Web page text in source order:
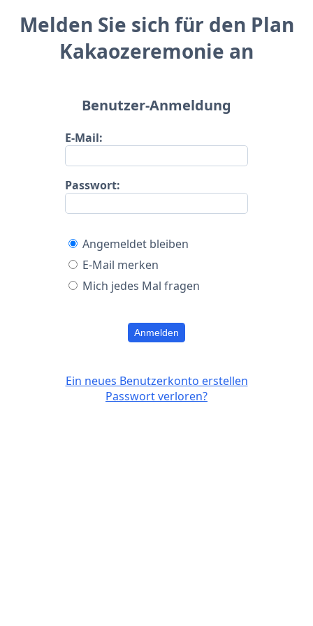
Melden Sie sich für den Plan
Kakaozeremonie an
Benutzer-Anmeldung
E-Mail:
Passwort:
Angemeldet bleiben
E-Mail merken
Mich jedes Mal fragen
Anmelden
Ein neues Benutzerkonto erstellen
Passwort verloren?